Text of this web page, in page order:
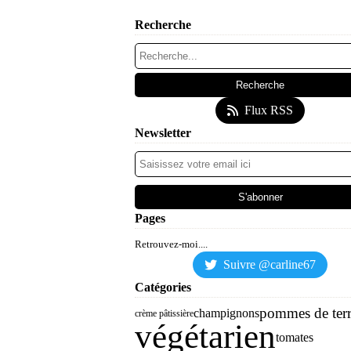
Recherche
Flux RSS
Newsletter
Pages
Retrouvez-moi....
Suivre @carline67
Catégories
crème pâtissièrechampignonspommes de
végétarientomates